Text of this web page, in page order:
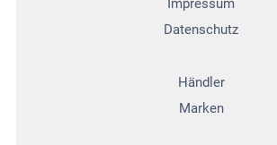
Impressum
Datenschutz
Händler
Marken